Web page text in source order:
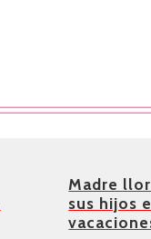
Madre
sus hijos